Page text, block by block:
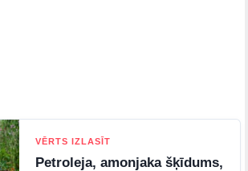
VĒRTS IZLASĪT
Petroleja, amonjaka šķīdums,